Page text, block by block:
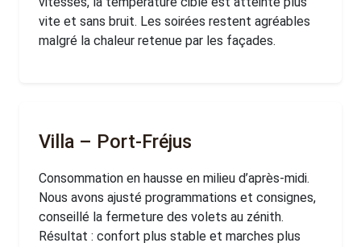
vite et sans bruit. Les soirées restent agréables
malgré la chaleur retenue par les façades.
Villa – Port-Fréjus
Consommation en hausse en milieu d’après-midi.
Nous avons ajusté programmations et consignes,
conseillé la fermeture des volets au zénith.
Résultat : confort plus stable et marches plus